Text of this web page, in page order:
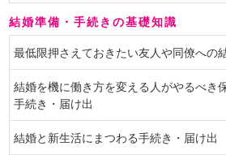
結婚準備・手続きの基礎知識
最低限押さえておきたい友人や同僚への
結婚を機に働き方を変える人がやるべき
手続き・届け出
結婚と新生活にまつわる手続き・届け出